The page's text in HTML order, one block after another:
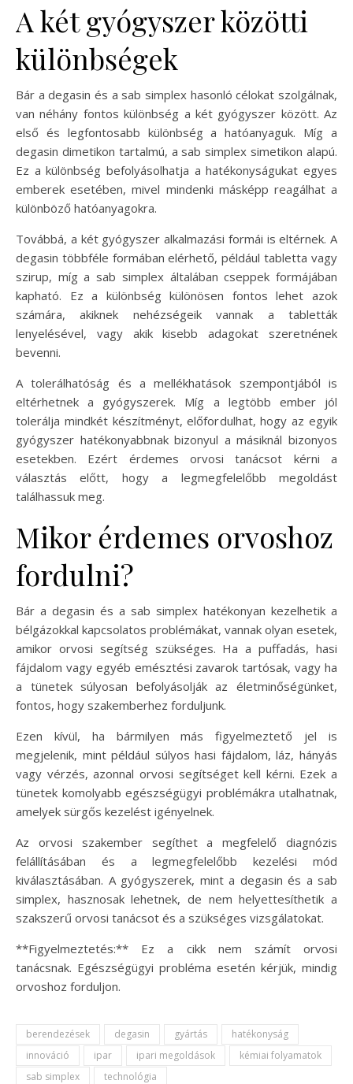
A két gyógyszer közötti
különbségek
Bár a degasin és a sab simplex hasonló célokat szolgálnak,
van néhány fontos különbség a két gyógyszer között. Az
első és legfontosabb különbség a hatóanyaguk. Míg a
degasin dimetikon tartalmú, a sab simplex simetikon alapú.
Ez a különbség befolyásolhatja a hatékonyságukat egyes
emberek esetében, mivel mindenki másképp reagálhat a
különböző hatóanyagokra.
Továbbá, a két gyógyszer alkalmazási formái is eltérnek. A
degasin többféle formában elérhető, például tabletta vagy
szirup, míg a sab simplex általában cseppek formájában
kapható. Ez a különbség különösen fontos lehet azok
számára, akiknek nehézségeik vannak a tabletták
lenyelésével, vagy akik kisebb adagokat szeretnének
bevenni.
A tolerálhatóság és a mellékhatások szempontjából is
eltérhetnek a gyógyszerek. Míg a legtöbb ember jól
tolerálja mindkét készítményt, előfordulhat, hogy az egyik
gyógyszer hatékonyabbnak bizonyul a másiknál bizonyos
esetekben. Ezért érdemes orvosi tanácsot kérni a
választás előtt, hogy a legmegfelelőbb megoldást
találhassuk meg.
Mikor érdemes orvoshoz
fordulni?
Bár a degasin és a sab simplex hatékonyan kezelhetik a
bélgázokkal kapcsolatos problémákat, vannak olyan esetek,
amikor orvosi segítség szükséges. Ha a puffadás, hasi
fájdalom vagy egyéb emésztési zavarok tartósak, vagy ha
a tünetek súlyosan befolyásolják az életminőségünket,
fontos, hogy szakemberhez forduljunk.
Ezen kívül, ha bármilyen más figyelmeztető jel is
megjelenik, mint például súlyos hasi fájdalom, láz, hányás
vagy vérzés, azonnal orvosi segítséget kell kérni. Ezek a
tünetek komolyabb egészségügyi problémákra utalhatnak,
amelyek sürgős kezelést igényelnek.
Az orvosi szakember segíthet a megfelelő diagnózis
felállításában és a legmegfelelőbb kezelési mód
kiválasztásában. A gyógyszerek, mint a degasin és a sab
simplex, hasznosak lehetnek, de nem helyettesíthetik a
szakszerű orvosi tanácsot és a szükséges vizsgálatokat.
**Figyelmeztetés:** Ez a cikk nem számít orvosi
tanácsnak. Egészségügyi probléma esetén kérjük, mindig
orvoshoz forduljon.
berendezések degasin gyártás
hatékonyság
innováció
ipar ipari megoldások
kémiai folyamatok
sab simplex
technológia